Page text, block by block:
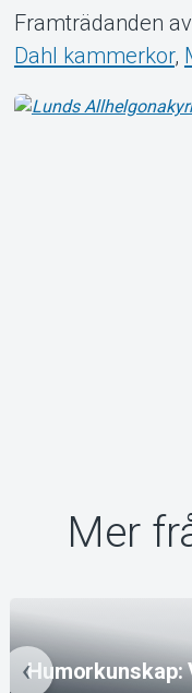
Framträdanden av
Dahl kammerkor,
Mer
Humorkunskap: